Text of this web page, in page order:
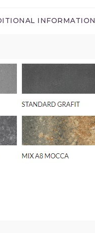
INFORMATION